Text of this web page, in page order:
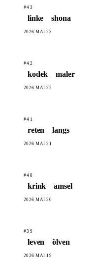
#43
linke shona
2026 MAI 23
#42
kodek maler
2026 MAI 22
#41
reten langs
2026 MAI 21
#40
krink amsel
2026 MAI 20
#39
leven ölven
2026 MAI 19